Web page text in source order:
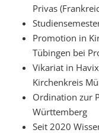
Privas
Promotion in
Tübingen bei
Vikariat in
Kirchenkreis
Ordination zur
Württemberg
Seit 2020